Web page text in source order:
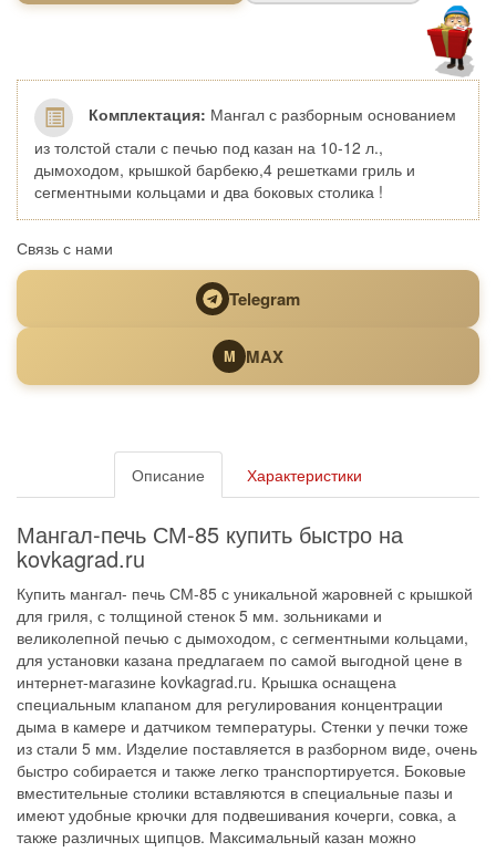
Комплектация: Мангал с разборным основанием
из толстой стали с печью под казан на 10-12 л.,
дымоходом, крышкой барбекю,4 решетками гриль и
сегментными кольцами и два боковых столика !
Связь с нами
Telegram
M MAX
Описание Характеристики
Мангал-печь СМ-85 купить быстро на
kovkagrad.ru
Купить мангал- печь СМ-85 с уникальной жаровней с крышкой
для гриля, с толщиной стенок 5 мм. зольниками и
великолепной печью с дымоходом, с сегментными кольцами,
для установки казана предлагаем по самой выгодной цене в
интернет-магазине kovkagrad.ru. Крышка оснащена
специальным клапаном для регулирования концентрации
дыма в камере и датчиком температуры. Стенки у печки тоже
из стали 5 мм. Изделие поставляется в разборном виде, очень
быстро собирается и также легко транспортируется. Боковые
вместительные столики вставляются в специальные пазы и
имеют удобные крючки для подвешивания кочерги, совка, а
также различных щипцов. Максимальный казан можно